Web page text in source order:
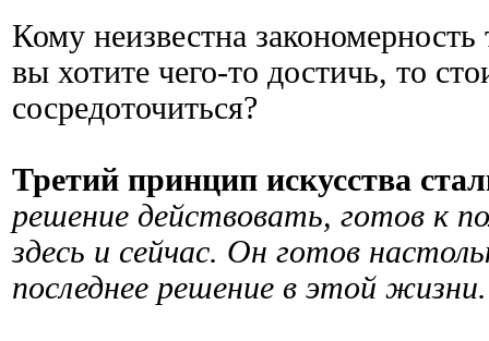
Кому неизвестна закономерность
вы хотите чего-то достичь, то
сосредоточиться?
Третий принцип искусства
решение действовать, готов к
здесь и сейчас. Он готов
последнее решение в этой жизни.